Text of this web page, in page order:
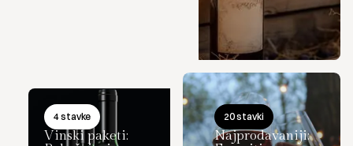
4 stavke
Vinski paketi:
20 stavki
Najprodavaniji: